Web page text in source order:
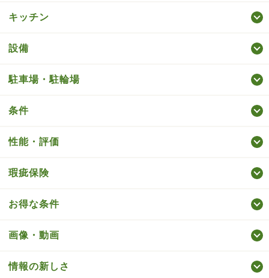
キッチン
設備
駐車場・駐輪場
条件
性能・評価
瑕疵保険
お得な条件
画像・動画
情報の新しさ